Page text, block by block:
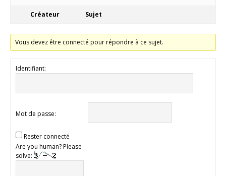
Créateur Sujet
Vous devez être connecté pour répondre à ce sujet.
Identifiant:
Mot de passe:
Rester connecté
Are you human? Please
solve: